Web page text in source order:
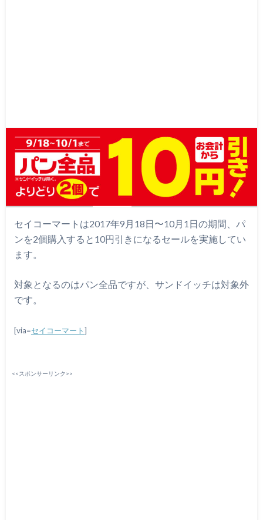
セイコーマートは2017年9月18日〜10月1日の期間、パ
ンを2個購入すると10円引きになるセールを実施してい
ます。
対象となるのはパン全品ですが、サンドイッチは対象外
です。
[via=セイコーマート]
<<スポンサーリンク>>